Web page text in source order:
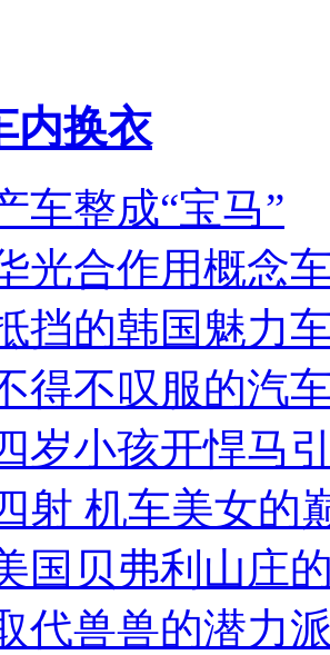
内换衣
车整成“宝马”
光合作用概念
挡的韩国魅力
得不叹服的汽
岁小孩开悍马
射 机车美女的
国贝弗利山庄
代兽兽的潜力